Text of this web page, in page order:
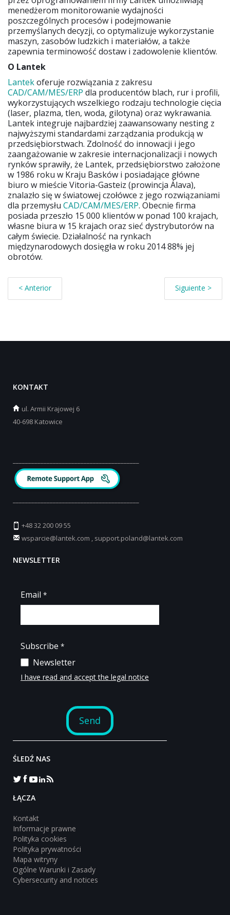
menedżerom monitorowanie wydajności
poszczególnych procesów i podejmowanie
przemyślanych decyzji, co optymalizuje wykorzystanie
maszyn, zasobów ludzkich i materiałów, a także
zapewnia terminowość dostaw i zadowolenie klientów.
O Lantek
Lantekoferuje rozwiązania z zakresu
CAD/CAM/MES/ERP dla producentów blach, rur i profili,
wykorzystujących wszelkiego rodzaju technologie cięcia
(laser, plazma, tlen, woda, gilotyna) oraz wykrawania.
Lantek integruje najbardziej zaawansowany nesting z
najwyższymi standardami zarządzania produkcją w
przedsiębiorstwach. Zdolność do innowacji i jego
zaangażowanie w zakresie internacjonalizacji i nowych
rynków sprawiły, że Lantek, przedsiębiorstwo założone
w 1986 roku w Kraju Basków i posiadające główne
biuro w mieście Vitoria-Gasteiz (prowincja Álava),
znalazło się w światowej czołówce z jego rozwiązaniami
dla przemysłu CAD/CAM/MES/ERP. Obecnie firma
posiada przeszło 15 000 klientów w ponad 100 krajach,
własne biura w 15 krajach oraz sieć dystrybutorów na
całym świecie. Działalność na rynkach
międzynarodowych dosięgła w roku 2014 88% jej
obrotów.
< Anterior Siguiente >
KONTAKT
ul. Armii Krajowej 6
40-698 Katowice
+48 32 200 09 55
wsparcie@lantek.com , support.poland@lantek.com
NEWSLETTER
ŚLEDŹ NAS
‎ŁĄCZA
Kontakt
Informacje prawne
Polityka cookies
Polityka prywatności
Mapa witryny
Ogólne Warunki i Zasady
Cybersecurity and notices